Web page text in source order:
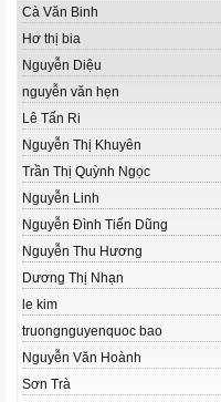
Cà Văn Binh
Hơ thị bia
Nguyễn Diệu
nguyễn văn hẹn
Lê Tấn Ri
Nguyễn Thị Khuyên
Trần Thị Quỳnh Ngọc
Nguyễn Linh
Nguyễn Đình Tiến Dũng
Nguyễn Thu Hương
Dương Thị Nhạn
le kim
truongnguyenquoc bao
Nguyễn Văn Hoành
Sơn Trà